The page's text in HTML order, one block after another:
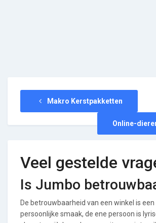
Makro Kerstpakketten
Online-
Veel gestelde
Is Jumbo
De betrouwbaarheid van een winkel is
persoonlijke smaak, de ene persoon is